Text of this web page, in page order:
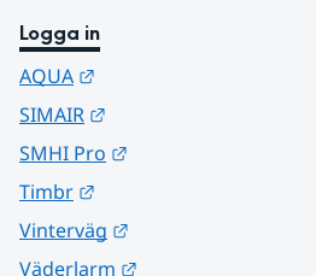
Logga in
AQUA
SIMAIR
SMHI Pro
Timbr
Vinterväg
Väderlarm